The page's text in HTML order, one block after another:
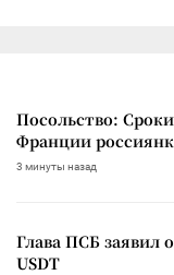
Посольство:
Франции
3 минуты назад
Глава ПСБ заявил
USDT